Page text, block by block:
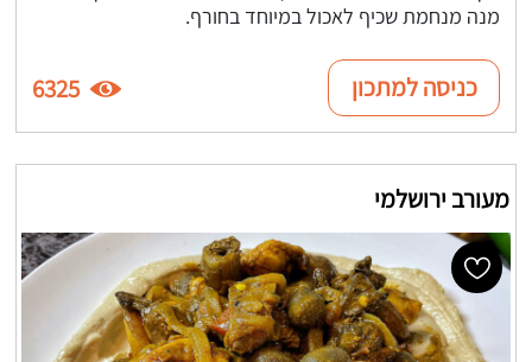
מנה מנחמת שכיף לאכול במיוחד בחורף.
כניסה למתכון 6325
מעורב ירושלמי